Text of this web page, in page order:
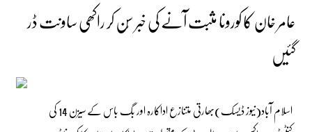
عامر خان کا کورونا مثبت آنے کی خبر سُن کر راکھی ساونت ڈر
گئیں
اسلام آباد(نیوز ڈیسک)بھارتی متنازع اداکارہ اور بگ باس کے سیزن 14 کی